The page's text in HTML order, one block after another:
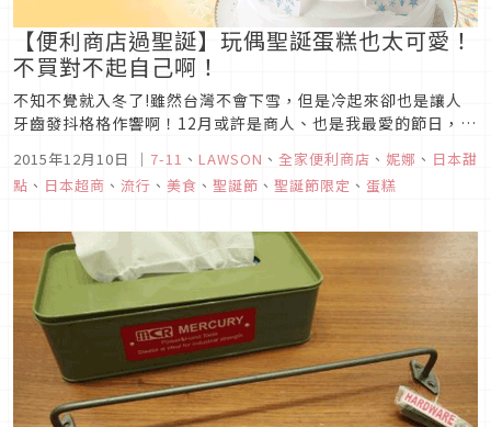
【便利商店過聖誕】玩偶聖誕蛋糕也太可愛！
不買對不起自己啊！
不知不覺就入冬了!雖然台灣不會下雪，但是冷起來卻也是讓人
牙齒發抖格格作響啊！12月或許是商人、也是我最愛的節日，這
餐、拿禮物，洋溢著歡樂的音樂以及幸福的笑容，誰能抵擋這個
又可愛又溫馨的日子呢？
2015年12月10日 ｜ 7-11 、 LAWSON 、 全家便利商店 、 妮娜 、 日本甜
點 、 日本超商 、 流行 、 美食 、 聖誕節 、 聖誕節限定 、 蛋糕